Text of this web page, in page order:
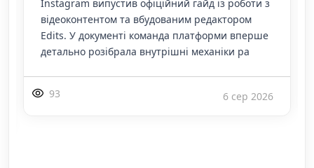
Instagram випустив офіційний гайд із роботи з
відеоконтентом та вбудованим редактором
Edits. У документі команда платформи вперше
детально розібрала внутрішні механіки ра
93 6 сер 2026